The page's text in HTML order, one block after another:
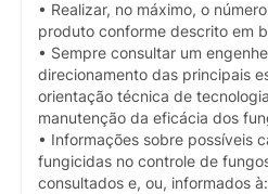
• Realizar, no máximo, o
produto conforme descrito em
• Sempre consultar um
direcionamento das principais
orientação técnica de
manutenção da eficácia dos
• Informações sobre possíveis
fungicidas no controle de
consultados e, ou, informados